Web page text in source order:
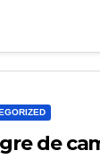
de